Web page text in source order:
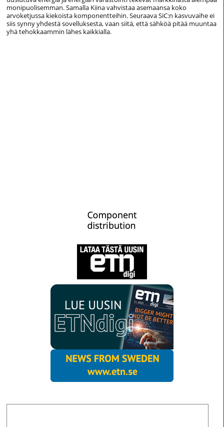
monipuolisemman. Samalla Kiina vahvistaa asemaansa koko
arvoketjussa kiekoista komponentteihin. Seuraava SiC:n kasvuvaihe ei
siis synny yhdestä sovelluksesta, vaan siitä, että sähköä pitää muuntaa
yhä tehokkaammin lähes kaikkialla.